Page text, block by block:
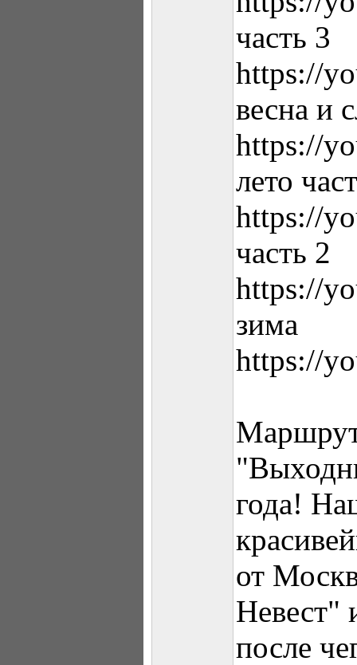
часть 3
https://
весна и
https://
лето
https://
часть 2
https://
зима
https://
Маршрут
года!
от
Невест"
после